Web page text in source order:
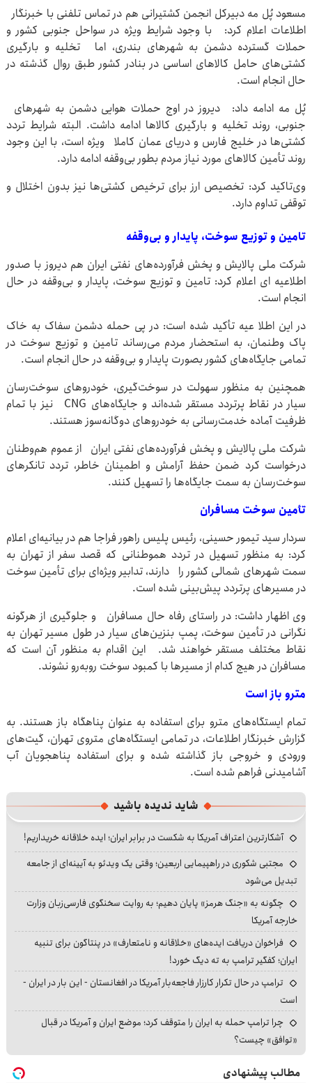
مسعود پُل مه دبیرکل انجمن کشتیرانی هم در تماس تلفنی با خبرنگار
اطلاعات اعلام کرد: با وجود شرایط ویژه در سواحل جنوبی کشور و
حملات گسترده دشمن به شهرهای بندری، اما تخلیه و بارگیری
کشتی‌های حامل کالاهای اساسی در بنادر کشور طبق روال گذشته در
حال انجام است.
پُل مه ادامه داد: دیروز در اوج حملات هوایی دشمن به شهرهای
جنوبی، روند تخلیه و بارگیری کالاها ادامه داشت. البته شرایط تردد
کشتی‌ها در خلیج فارس و دریای عمان کاملا ویژه است، با این وجود
روند تأمین کالاهای مورد نیاز مردم بطور بی‌وقفه ادامه دارد.
وی‌تاکید کرد: تخصیص ارز برای ترخیص کشتی‌ها نیز بدون اختلال و
توقفی تداوم دارد.
تامین و توزیع سوخت، پایدار و بی‌وقفه
شرکت ملی پالایش و پخش فرآورده‌های نفتی ایران هم دیروز با صدور
اطلاعیه ای اعلام کرد: تامین و توزیع سوخت، پایدار و بی‌وقفه در حال
انجام است.
در این اطلا عیه تأکید شده است: در پی حمله دشمن سفاک به خاک
پاک وطنمان، به استحضار مردم می‌رساند تامین و توزیع سوخت در
تمامی جایگاه‌های کشور بصورت پایدار و بی‌وقفه در حال انجام است.
همچنین به منظور سهولت در سوخت‌گیری، خودروهای سوخت‌رسان
سیار در نقاط پرتردد مستقر شده‌اند و جایگاه‌های CNG نیز با تمام
ظرفیت آماده خدمت‌رسانی به خودروهای دوگانه‌سوز هستند.
شرکت ملی پالایش و پخش فرآورده‌های نفتی ایران از عموم هم‌وطنان
درخواست کرد ضمن حفظ آرامش و اطمینان خاطر، تردد تانکرهای
سوخت‌رسان به سمت جایگاه‌ها را تسهیل کنند.
تأمین سوخت مسافران
سردار سید تیمور حسینی، رئیس پلیس راهور فراجا هم در بیانیه‌ای اعلام
کرد: به منظور تسهیل در تردد هموطنانی که قصد سفر از تهران به
سمت شهرهای شمالی کشور را دارند، تدابیر ویژه‌ای برای تأمین سوخت
در مسیرهای پرتردد پیش‌بینی شده است.
وی اظهار داشت: در راستای رفاه حال مسافران و جلوگیری از هرگونه
نگرانی در تأمین سوخت، پمپ بنزین‌های سیار در طول مسیر تهران به
نقاط مختلف مستقر خواهند شد. این اقدام به منظور آن است که
مسافران در هیچ کدام از مسیرها با کمبود سوخت روبه‌رو نشوند.
مترو باز است
تمام ایستگاه‌های مترو برای استفاده به عنوان پناهگاه باز هستند. به
گزارش خبرنگار اطلاعات، در تمامی ایستگاه‌های متروی تهران، گیت‌های
ورودی و خروجی باز گذاشته شده و برای استفاده پناهجویان آب
آشامیدنی فراهم شده است.
شاید ندیده باشید
آشکارترین اعتراف آمریکا به شکست در برابر ایران؛ ایده خلاقانه خریداریم!
مجتبی شکوری در راهپیمایی اربعین؛ وقتی یک ویدئو به آیینه‌ای از جامعه
تبدیل می‌شود
چگونه به «جنگ هرمز» پایان دهیم؛ به روایت سخنگوی فارسی‌زبان وزارت
خارجه آمریکا
فراخوان دریافت ایده‌های «خلاقانه و نامتعارف» در پنتاگون برای تنبیه
ایران؛ کفگیر ترامپ به ته دیگ خورد!
ترامپ در حال تکرار کارزار فاجعه‌بار آمریکا در افغانستان - این بار در ایران -
است
چرا ترامپ حمله به ایران را متوقف کرد؛ موضع ایران و آمریکا در قبال
«توافق» چیست؟
مطالب پیشنهادی